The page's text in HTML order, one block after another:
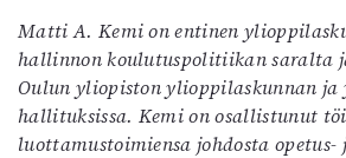
Matti A. Kemi on entinen
hallinnon koulutuspolitiikan saralta
Oulun yliopiston ylioppilaskunnan ja
hallituksissa. Kemi on osallistunut
luottamustoimiensa johdosta opetus-